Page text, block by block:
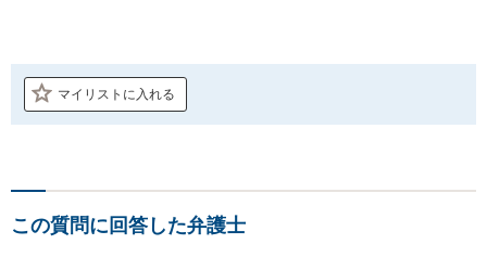
マイリストに入れる
この質問に回答した弁護士